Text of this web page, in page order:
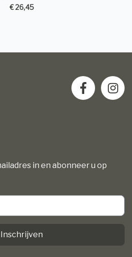
€ 26,45
in en abonneer u op
Inschrijven